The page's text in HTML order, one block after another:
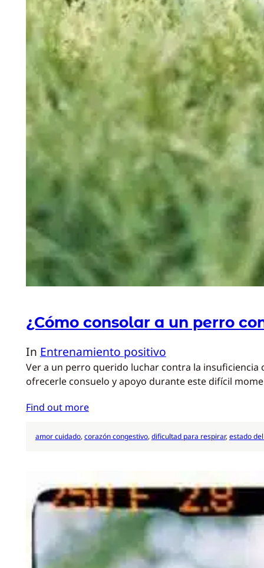
¿Cómo consolar a un perro
In Entrenamiento positivo
Ver a un perro querido luchar contra la insuficiencia
ofrecerle consuelo y apoyo durante este difícil
Find out more
amor cuidado, corazón congestivo, dificultad para respirar, estado